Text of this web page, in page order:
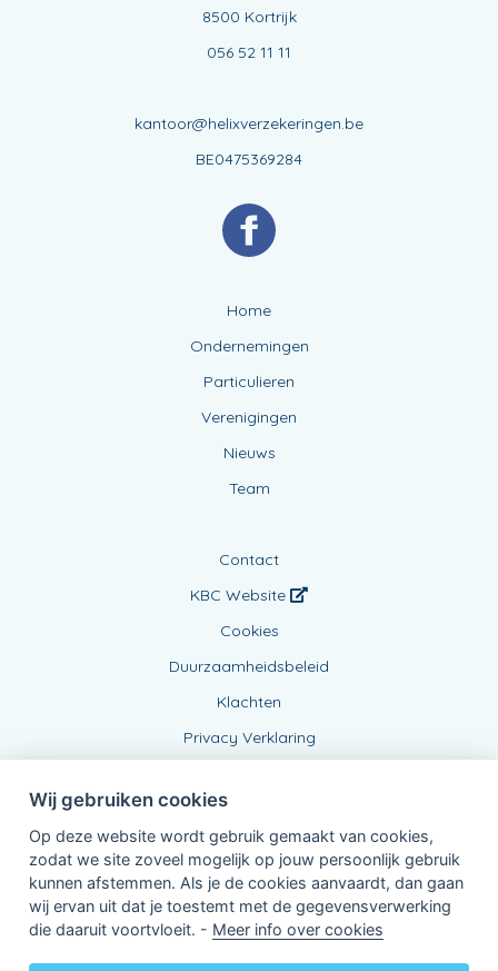
8500 Kortrijk
056 52 11 11
kantoor@helixverzekeringen.be
BE0475369284
Home
Ondernemingen
Particulieren
Verenigingen
Nieuws
Team
Contact
KBC Website
Cookies
Duurzaamheidsbeleid
Klachten
Privacy Verklaring
Verbonden Agent, BE0475369284
van KBC Verzekeringen nv
Wij gebruiken cookies
Op deze website wordt gebruik gemaakt van cookies,
zodat we site zoveel mogelijk op jouw persoonlijk gebruik
kunnen afstemmen. Als je de cookies aanvaardt, dan gaan
wij ervan uit dat je toestemt met de gegevensverwerking
die daaruit voortvloeit. - Meer info over cookies